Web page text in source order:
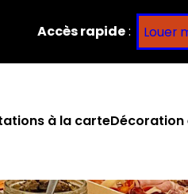
Accès rapide: Louer
à la carteDécoration